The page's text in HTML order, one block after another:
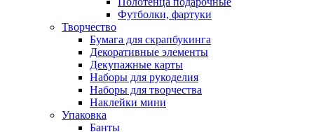
Футболки, фартуки
Творчество
Бумага для скрапбукинга
Декоративные элементы
Декупажные карты
Наборы для рукоделия
Наборы для творчества
Наклейки мини
Упаковка
Банты